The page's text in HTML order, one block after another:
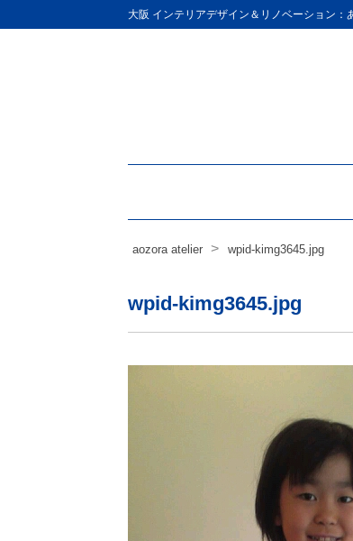
大阪 インテリアデザイン＆リノベーション：
aozora atelier > wpid-kimg3645.jpg
wpid-kimg3645.jpg
Footer